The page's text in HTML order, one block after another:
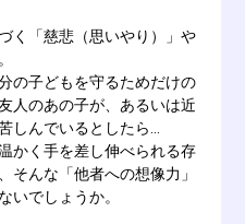
く「慈悲（思いやり）」や
の子どもを守るためだけの
人のあの子が、あるいは近
しんでいるとしたら…
かく手を差し伸べられる存
そんな「他者への想像力」
いでしょうか。